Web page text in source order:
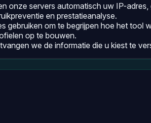
onze servers automatisch uw IP-
en prestatieanalyse.
gebruiken om te begrijpen hoe het tool
op te bouwen.
we de informatie die u kiest te